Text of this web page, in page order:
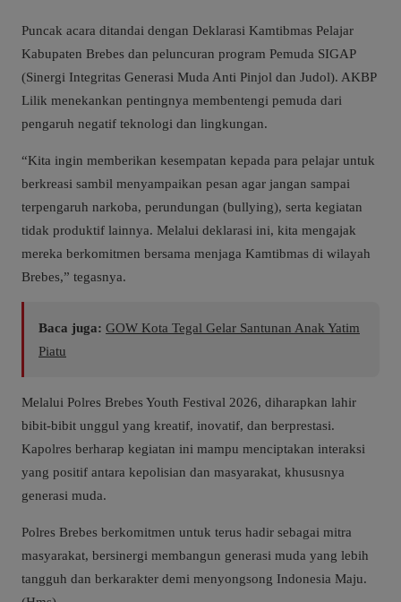
Puncak acara ditandai dengan Deklarasi Kamtibmas Pelajar
Kabupaten Brebes dan peluncuran program Pemuda SIGAP
(Sinergi Integritas Generasi Muda Anti Pinjol dan Judol). AKBP
Lilik menekankan pentingnya membentengi pemuda dari
pengaruh negatif teknologi dan lingkungan.
“Kita ingin memberikan kesempatan kepada para pelajar untuk
berkreasi sambil menyampaikan pesan agar jangan sampai
terpengaruh narkoba, perundungan (bullying), serta kegiatan
tidak produktif lainnya. Melalui deklarasi ini, kita mengajak
mereka berkomitmen bersama menjaga Kamtibmas di wilayah
Brebes,” tegasnya.
Baca juga: GOW Kota Tegal Gelar Santunan Anak Yatim
Piatu
Melalui Polres Brebes Youth Festival 2026, diharapkan lahir
bibit-bibit unggul yang kreatif, inovatif, dan berprestasi.
Kapolres berharap kegiatan ini mampu menciptakan interaksi
yang positif antara kepolisian dan masyarakat, khususnya
generasi muda.
Polres Brebes berkomitmen untuk terus hadir sebagai mitra
masyarakat, bersinergi membangun generasi muda yang lebih
tangguh dan berkarakter demi menyongsong Indonesia Maju.